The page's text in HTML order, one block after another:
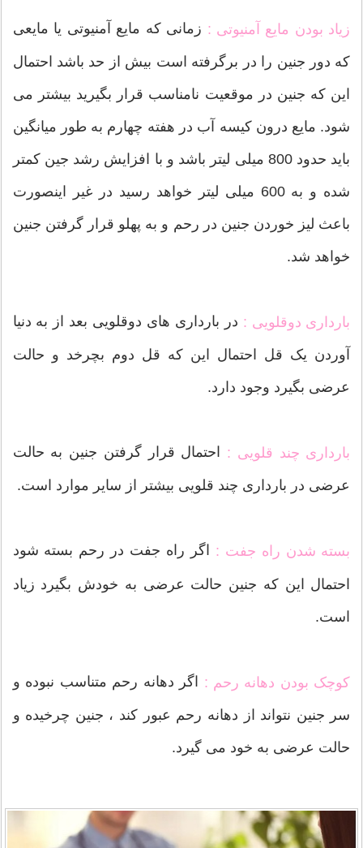
زیاد بودن مایع آمنیوتی : زمانی که مایع آمنیوتی یا مایعی
که دور جنین را در برگرفته است بیش از حد باشد احتمال
این که جنین در موقعیت نامناسب قرار بگیرید بیشتر می
شود. مایع درون کیسه آب در هفته چهارم به طور میانگین
باید حدود 800 میلی لیتر باشد و با افزایش رشد جین کمتر
شده و به 600 میلی لیتر خواهد رسید در غیر اینصورت
باعث لیز خوردن جنین در رحم و به پهلو قرار گرفتن جنین
خواهد شد.
بارداری دوقلویی : در بارداری های دوقلویی بعد از به دنیا
آوردن یک قل احتمال این که قل دوم بچرخد و حالت
عرضی بگیرد وجود دارد.
بارداری چند قلویی : احتمال قرار گرفتن جنین به حالت
عرضی در بارداری چند قلویی بیشتر از سایر موارد است.
بسته شدن راه جفت : اگر راه جفت در رحم بسته شود
احتمال این که جنین حالت عرضی به خودش بگیرد زیاد
است.
کوچک بودن دهانه رحم : اگر دهانه رحم متناسب نبوده و
سر جنین نتواند از دهانه رحم عبور کند ، جنین چرخیده و
حالت عرضی به خود می گیرد.